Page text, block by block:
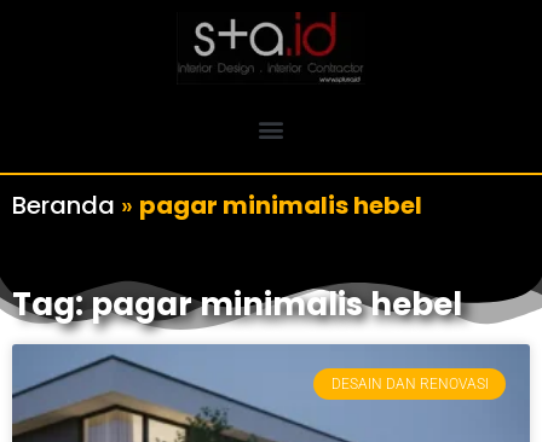
Beranda » pagar minimalis hebel
Tag: pagar minimalis hebel
DESAIN DAN RENOVASI